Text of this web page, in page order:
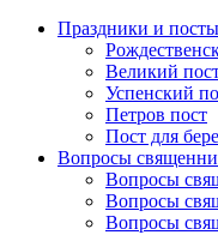
Праздники и посты
Великий
Успенский
Петров пост
Пост для
Вопросы
Вопросы
Вопросы
Вопросы